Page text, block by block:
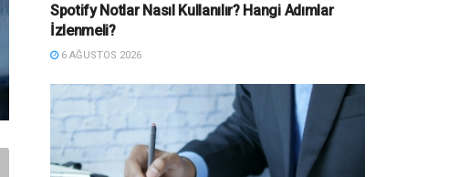
Spotify Notlar Nasıl Kullanılır? Hangi Adımlar
İzlenmeli?
6 AĞUSTOS 2026